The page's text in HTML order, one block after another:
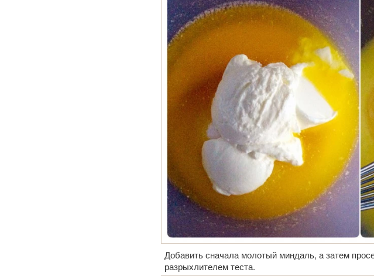
Добавить сначала молотый миндаль, а затем
разрыхлителем теста.